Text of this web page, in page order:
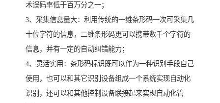
术误码率低于百万分之一；
3、采集信息量大：利用传统的一维条形码一次可采集几
十位字符的信息，二维条形码更可以携带数千个字符的
信息，并有一定的自动纠错能力；
4、灵活实用：条形码标识既可以作为一种识别手段自己
使用，也可以和其它识别设备组成一个系统实现自动化
识别，还可以和其他控制设备联接起来实现自动化管